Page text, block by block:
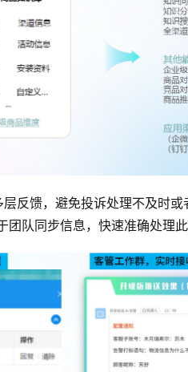
反馈，避免投诉处理不及时或
队同步信息，快速准确处理此